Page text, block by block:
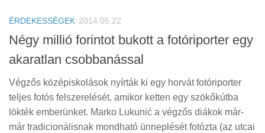
ÉRDEKESSÉGEK 2014.05.22
Négy millió forintot bukott a fotóriporter egy
akaratlan csobbanással
Végzős középiskolások nyírták ki egy horvát fotóriporter
teljes fotós felszerelését, amikor ketten egy szökőkútba
lökték emberünket. Marko Lukunić a végzős diákok már-
már tradicionálisnak mondható ünneplését fotózta (az utcai